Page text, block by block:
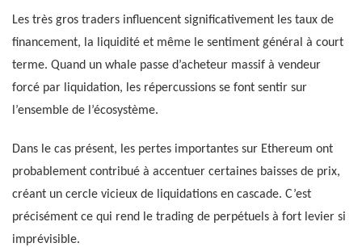
Les très gros traders influencent significativement les taux de
financement, la liquidité et même le sentiment général à court
terme. Quand un whale passe d’acheteur massif à vendeur
forcé par liquidation, les répercussions se font sentir sur
l’ensemble de l’écosystème.
Dans le cas présent, les pertes importantes sur Ethereum ont
probablement contribué à accentuer certaines baisses de prix,
créant un cercle vicieux de liquidations en cascade. C’est
précisément ce qui rend le trading de perpétuels à fort levier si
imprévisible.